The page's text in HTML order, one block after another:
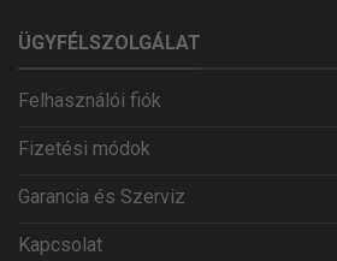
ÜGYFÉLSZOLGÁLAT
Felhasználói fiók
Fizetési módok
Garancia és Szerviz
Kapcsolat